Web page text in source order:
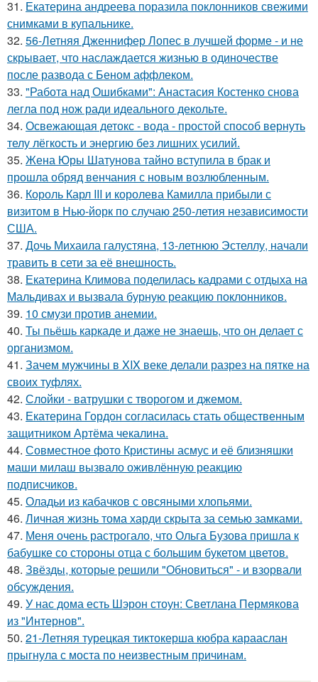
31. Екатерина андреева поразила поклонников свежими
снимками в купальнике.
32. 56-Летняя Дженнифер Лопес в лучшей форме - и не
скрывает, что наслаждается жизнью в одиночестве
после развода с Беном аффлеком.
33. "Работа над Ошибками": Анастасия Костенко снова
легла под нож ради идеального декольте.
34. Освежающая детокс - вода - простой способ вернуть
телу лёгкость и энергию без лишних усилий.
35. Жена Юры Шатунова тайно вступила в брак и
прошла обряд венчания с новым возлюбленным.
36. Король Карл III и королева Камилла прибыли с
визитом в Нью-йорк по случаю 250-летия независимости
США.
37. Дочь Михаила галустяна, 13-летнюю Эстеллу, начали
травить в сети за её внешность.
38. Екатерина Климова поделилась кадрами с отдыха на
Мальдивах и вызвала бурную реакцию поклонников.
39. 10 смузи против анемии.
40. Ты пьёшь каркаде и даже не знаешь, что он делает с
организмом.
41. Зачем мужчины в XIX веке делали разрез на пятке на
своих туфлях.
42. Слойки - ватрушки с творогом и джемом.
43. Екатерина Гордон согласилась стать общественным
защитником Артёма чекалина.
44. Совместное фото Кристины асмус и её близняшки
маши милаш вызвало оживлённую реакцию
подписчиков.
45. Оладьи из кабачков с овсяными хлопьями.
46. Личная жизнь тома харди скрыта за семью замками.
47. Меня очень растрогало, что Ольга Бузова пришла к
бабушке со стороны отца с большим букетом цветов.
48. Звёзды, которые решили "Обновиться" - и взорвали
обсуждения.
49. У нас дома есть Шэрон стоун: Светлана Пермякова
из "Интернов".
50. 21-Летняя турецкая тиктокерша кюбра карааслан
прыгнула с моста по неизвестным причинам.